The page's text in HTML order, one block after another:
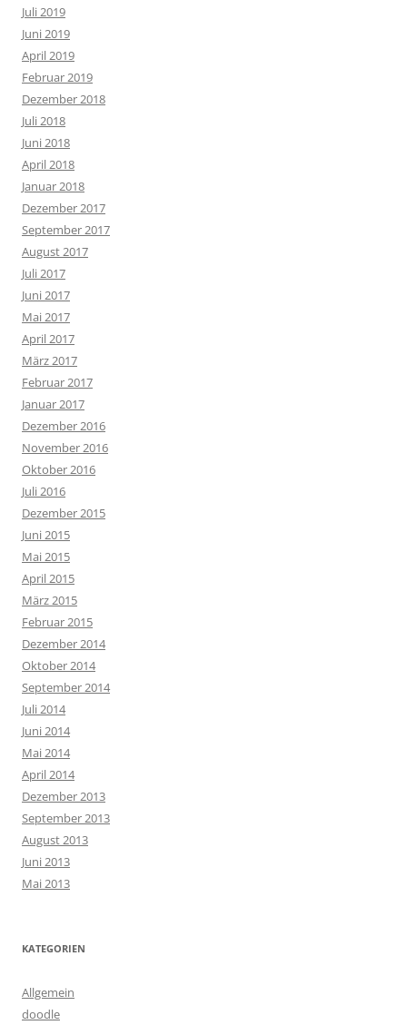
Juli 2019
Juni 2019
April 2019
Februar 2019
Dezember 2018
Juli 2018
Juni 2018
April 2018
Januar 2018
Dezember 2017
September 2017
August 2017
Juli 2017
Juni 2017
Mai 2017
April 2017
März 2017
Februar 2017
Januar 2017
Dezember 2016
November 2016
Oktober 2016
Juli 2016
Dezember 2015
Juni 2015
Mai 2015
April 2015
März 2015
Februar 2015
Dezember 2014
Oktober 2014
September 2014
Juli 2014
Juni 2014
Mai 2014
April 2014
Dezember 2013
September 2013
August 2013
Juni 2013
Mai 2013
KATEGORIEN
Allgemein
doodle